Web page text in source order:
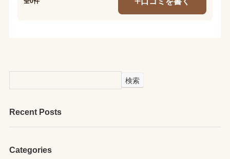
検索
Recent Posts
Categories